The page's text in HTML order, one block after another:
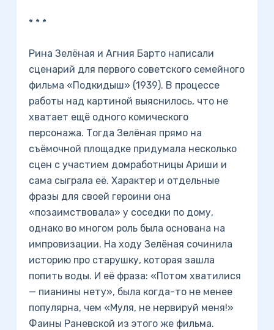
* * *
Рина Зелёная и Агния Барто написали
сценарий для первого советского семейного
фильма «Подкидыш» (1939). В процессе
работы над картиной выяснилось, что не
хватает ещё одного комического
персонажа. Тогда Зелёная прямо на
съёмочной площадке придумала несколько
сцен с участием домработницы Ариши и
сама сыграла её. Характер и отдельные
фразы для своей героини она
«позаимствовала» у соседки по дому,
однако во многом роль была основана на
импровизации. На ходу Зелёная сочинила
историю про старушку, которая зашла
попить воды. И её фраза: «Потом хватилися
— пианины нету», была когда-то не менее
популярна, чем «Муля, не нервируй меня!»
Фаины Раневской из этого же фильма.